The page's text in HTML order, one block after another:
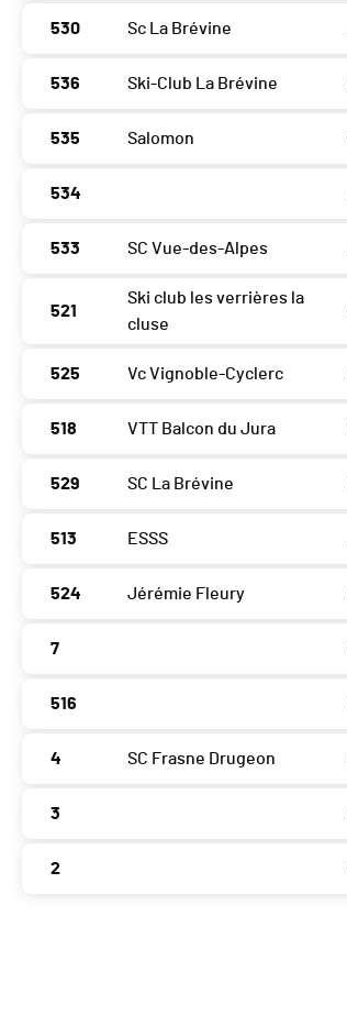
530 Sc La Brévine
536 Ski-Club La Brévine
535 Salomon
534
533 SC Vue-des-Alpes
521
Ski club les verrières la
cluse
525 Vc Vignoble-Cyclerc
518 VTT Balcon du Jura
529 SC La Brévine
513 ESSS
524 Jérémie Fleury
7
516
4 SC Frasne Drugeon
3
2